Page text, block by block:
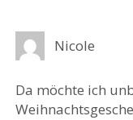
Nicole
Da möchte ich